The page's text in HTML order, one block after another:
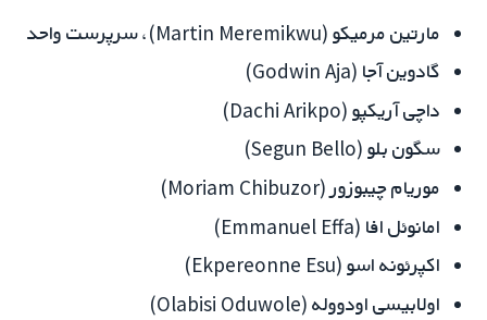
مارتین مرمیکو (Martin Meremikwu)، سرپرست واحد
گادوین آجا (Godwin Aja)
داچی آریکپو (Dachi Arikpo)
سگون بلو (Segun Bello)
موریام چیبوزور (Moriam Chibuzor)
امانوئل افا (Emmanuel Effa)
اکپرئونه اسو (Ekpereonne Esu)
اولابیسی اودووله (Olabisi Oduwole)